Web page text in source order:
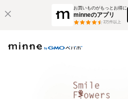
お買いものがもっとお得に
minneのアプリ
3万件以上